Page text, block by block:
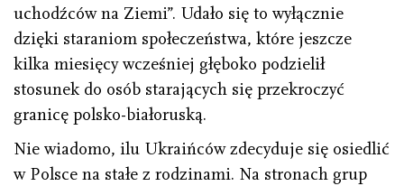
uchodźców na Ziemi”. Udało się to wyłącznie
dzięki staraniom społeczeństwa, które jeszcze
kilka miesięcy wcześniej głęboko podzielił
stosunek do osób starających się przekroczyć
granicę polsko-białoruską.
Nie wiadomo, ilu Ukraińców zdecyduje się osiedlić
w Polsce na stałe z rodzinami. Na stronach grup